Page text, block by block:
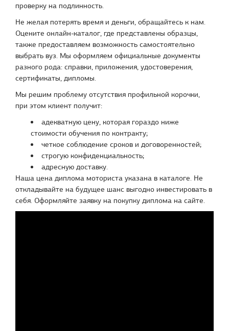
проверку на подлинность.
Не желая потерять время и деньги, обращайтесь к нам.
Оцените онлайн-каталог, где представлены образцы,
также предоставляем возможность самостоятельно
выбрать вуз. Мы оформляем официальные документы
разного рода: справки, приложения, удостоверения,
сертификаты, дипломы.
Мы решим проблему отсутствия профильной корочки,
при этом клиент получит:
адекватную цену, которая гораздо ниже
стоимости обучения по контракту;
четкое соблюдение сроков и договоренностей;
строгую конфиденциальность;
адресную доставку.
Наша цена диплома моториста указана в каталоге. Не
откладывайте на будущее шанс выгодно инвестировать в
себя. Оформляйте заявку на покупку диплома на сайте.